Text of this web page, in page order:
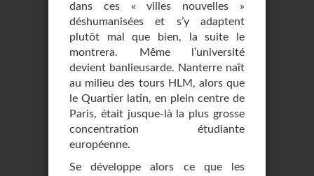
dans ces « villes nouvelles »
déshumanisées et s’y adaptent
plutôt mal que bien, la suite le
montrera. Même l’université
devient banlieusarde. Nanterre naît
au milieu des tours HLM, alors que
le Quartier latin, en plein centre de
Paris, était jusque-là la plus grosse
concentration étudiante
européenne.
Se développe alors ce que les